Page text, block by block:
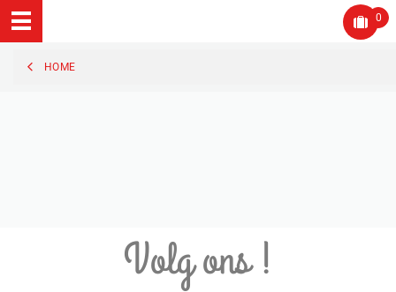
0
HOME
Volg ons !